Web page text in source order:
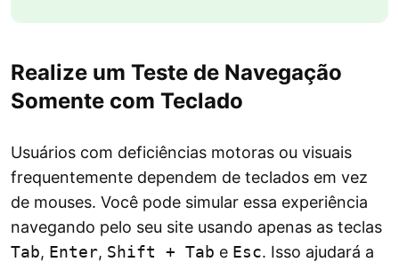
Realize um Teste de Navegação
Somente com Teclado
Usuários com deficiências motoras ou visuais
frequentemente dependem de teclados em vez
de mouses. Você pode simular essa experiência
navegando pelo seu site usando apenas as teclas
Tab, Enter, Shift + Tab e Esc. Isso ajudará a